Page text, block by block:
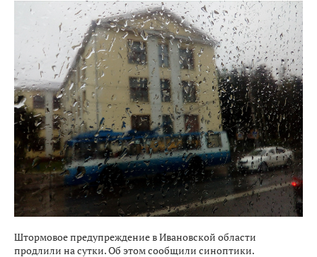
Штормовое предупреждение в Ивановской области
продлили на сутки. Об этом сообщили синоптики.